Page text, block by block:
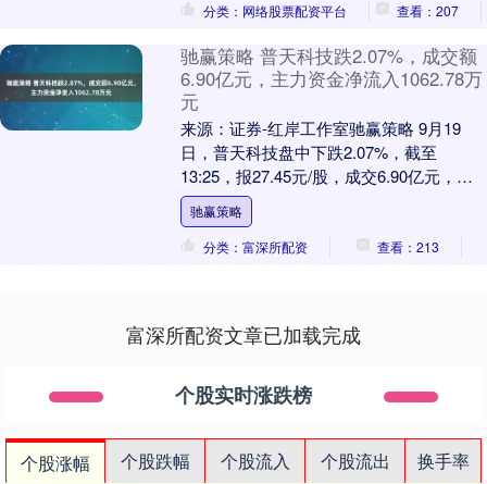
分类：网络股票配资平台
查看：207
驰赢策略 普天科技跌2.07%，成交额
6.90亿元，主力资金净流入1062.78万
元
来源：证券-红岸工作室驰赢策略 9月19
日，普天科技盘中下跌2.07%，截至
13:25，报27.45元/股，成交6.90亿元，换
手率3.64%，总市值186.8....
驰赢策略
分类：富深所配资
查看：213
富深所配资文章已加载完成
个股实时涨跌榜
个股涨幅 个股跌幅 个股流入 个股流出
换手率